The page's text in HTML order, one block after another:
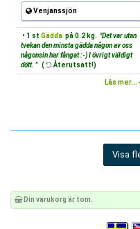
Venjanssjön
• 1 st Gädda på 0.2 kg. "Det var utan
tvekan den minsta gädda någon av oss
någonsin har fångat :-) I övrigt väldigt
dött. " ( Återutsatt!)
Läs mer...
Visa
Din varukorg är tom.